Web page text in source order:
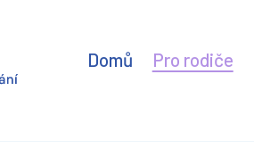
Domů Pro rodiče